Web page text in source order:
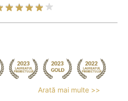
Arată mai multe >>